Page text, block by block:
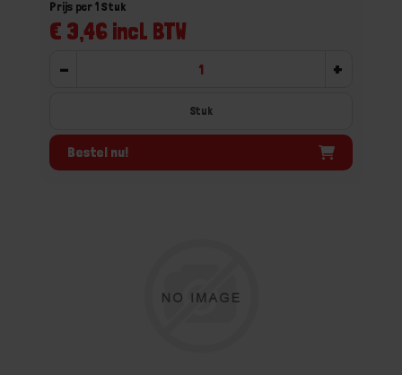
€ 3,46 incl. BTW
Prijs per 1 Stuk
- +
Stuk
Bestel nu!